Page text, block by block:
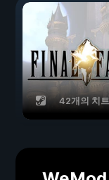
42개의 치트